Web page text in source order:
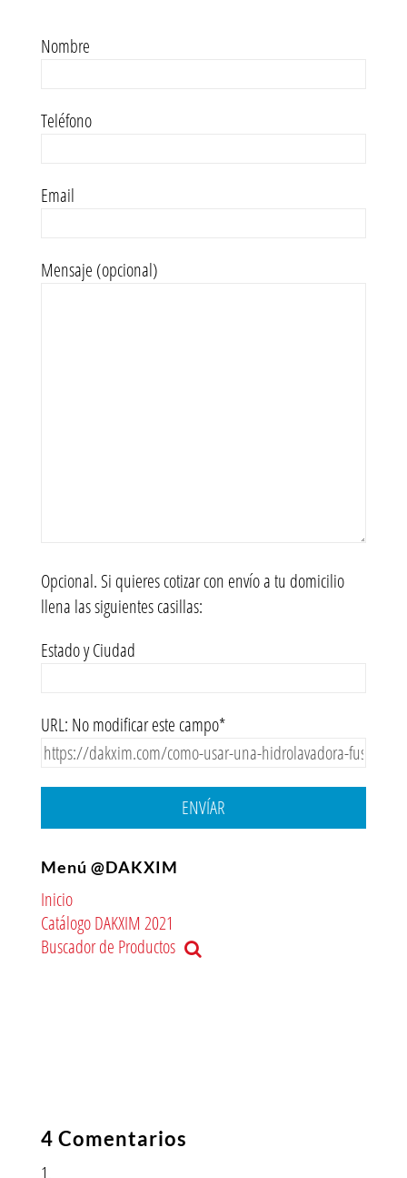
Nombre
Teléfono
Email
Mensaje (opcional)
Opcional. Si quieres cotizar con envío a tu domicilio
llena las siguientes casillas:
Estado y Ciudad
URL: No modificar este campo*
ENVÍAR
Menú @DAKXIM
Inicio
Catálogo DAKXIM 2021
Buscador de Productos
4 Comentarios